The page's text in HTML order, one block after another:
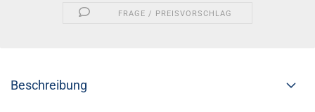
FRAGE / PREISVORSCHLAG
Beschreibung